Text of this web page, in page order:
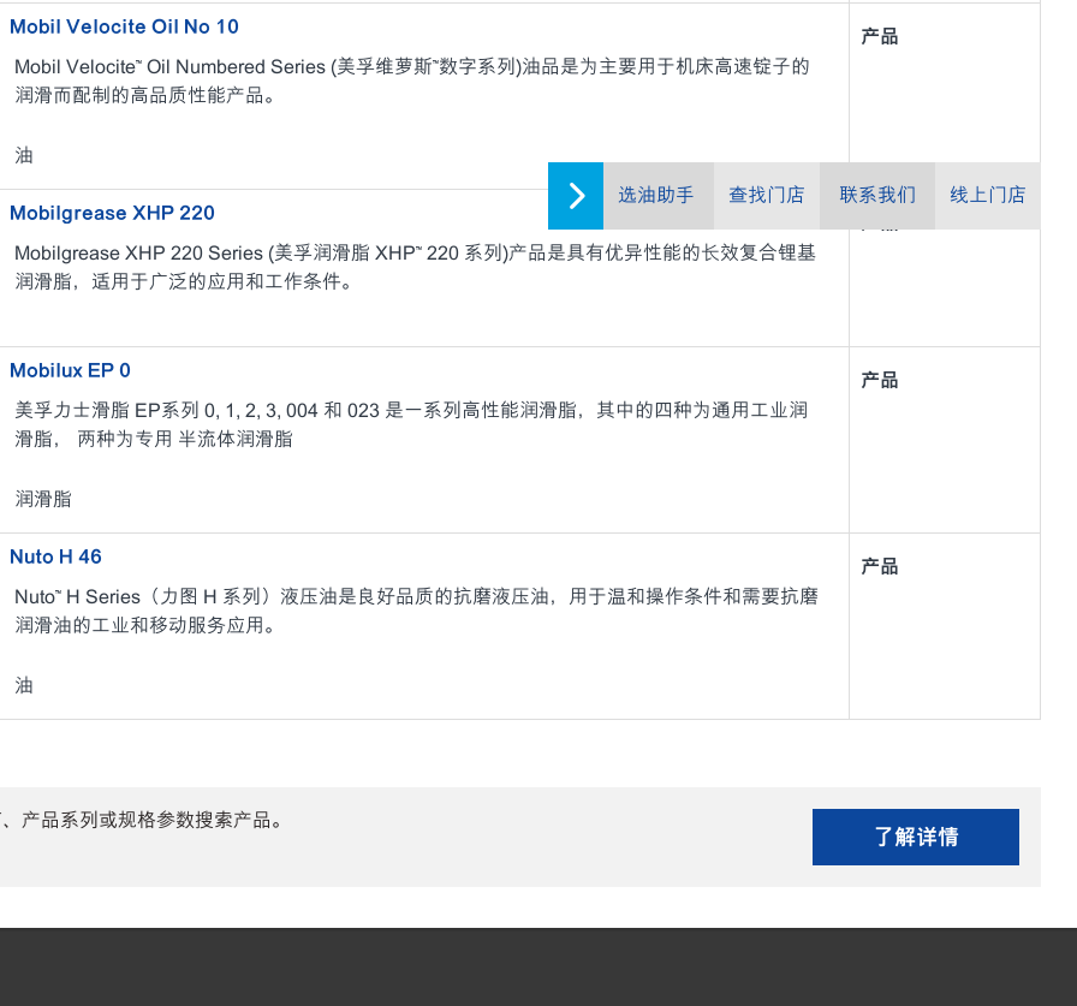
选油助手 查找门店 联系我们 线上门店
Mobil Velocite Oil No 10
Mobil Velocite™ Oil Numbered Series (美孚维萝斯™数字系列)油品是为主要用于机床高速锭子的
润滑而配制的高品质性能产品。
油
产品
Mobilgrease XHP 220
Mobilgrease XHP 220 Series (美孚润滑脂 XHP™ 220 系列)产品是具有优异性能的长效复合锂基
润滑脂，适用于广泛的应用和工作条件。
Mobilux EP 0
美孚力士滑脂 EP系列 0, 1, 2, 3, 004 和 023 是一系列高性能润滑脂，其中的四种为通用工业润
滑脂， 两种为专用 半流体润滑脂
润滑脂
产品
Nuto H 46
Nuto™ H Series（力图 H 系列）液压油是良好品质的抗磨液压油，用于温和操作条件和需要抗磨
润滑油的工业和移动服务应用。
油
产品
产品系列或规格参数搜索产品。
了解详情